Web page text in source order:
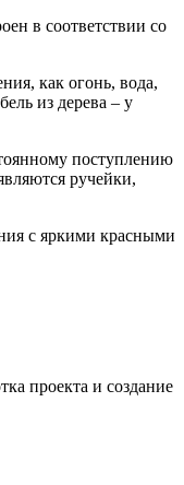
в соответствии со
как огонь, вода,
из дерева – у
поступлению
ручейки,
с яркими красными
проекта и создание